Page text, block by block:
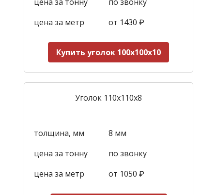
цена за метр
от 1430 ₽
Купить уголок 100х100х10
Уголок 110х110х8
толщина, мм
8 мм
цена за тонну
по звонку
цена за метр
от 1050 ₽